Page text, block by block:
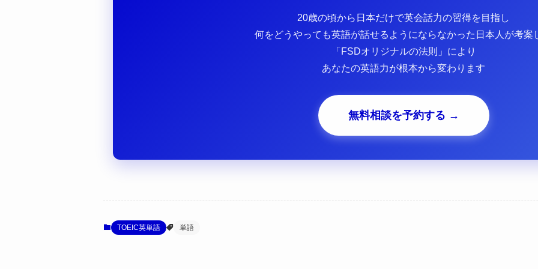
20歳の頃から日本だけで英会話力の習得を目指し
何をどうやっても英語が話せるようにならなかった日本人が考案
「FSDオリジナルの法則」により
あなたの英語力が根本から変わります
無料相談を予約する →
TOEIC英単語 単語